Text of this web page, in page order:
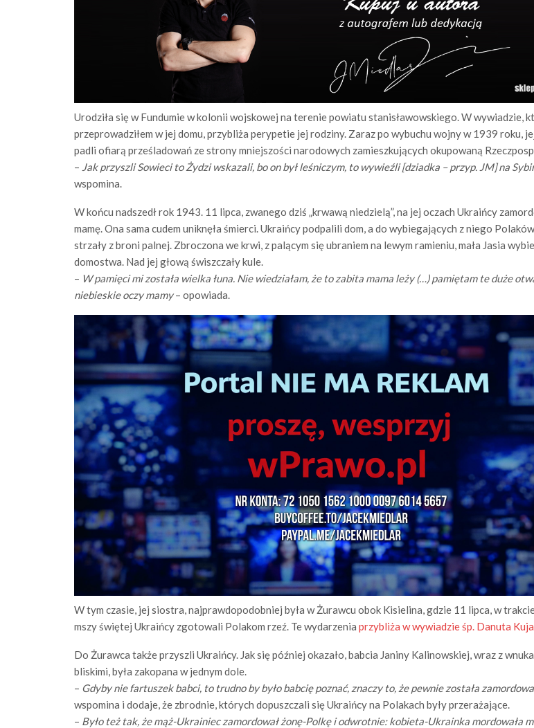
Urodziła się w Fundumie w kolonii wojskowej na terenie powiatu stanisławowskiego. W wywiadzie,
przeprowadziłem w jej domu, przybliża perypetie jej rodziny. Zaraz po wybuchu wojny w 1939 roku,
padli ofiarą prześladowań ze strony mniejszości narodowych zamieszkujących okupowaną
– Jak przyszli Sowieci to Żydzi wskazali, bo on był leśniczym, to wywieźli [dziadka – przyp. JM] na
wspomina.
W końcu nadszedł rok 1943. 11 lipca, zwanego dziś „krwawą niedzielą”, na jej oczach Ukraińcy
mamę. Ona sama cudem uniknęła śmierci. Ukraińcy podpalili dom, a do wybiegających z niego
strzały z broni palnej. Zbroczona we krwi, z palącym się ubraniem na lewym ramieniu, mała Jasia
domostwa. Nad jej głową świszczały kule.
– W pamięci mi została wielka łuna. Nie wiedziałam, że to zabita mama leży (…) pamiętam te duże
niebieskie oczy mamy– opowiada.
W tym czasie, jej siostra, najprawdopodobniej była w Żurawcu obok Kisielina, gdzie 11 lipca, w
mszy świętej Ukraińcy zgotowali Polakom rzeź. Te wydarzenia przybliża w wywiadzie śp. Danuta
Do Żurawca także przyszli Ukraińcy. Jak się później okazało, babcia Janiny Kalinowskiej, wraz z
bliskimi, była zakopana w jednym dole.
– Gdyby nie fartuszek babci, to trudno by było babcię poznać, znaczy to, że pewnie została
wspomina i dodaje, że zbrodnie, których dopuszczali się Ukraińcy na Polakach były przerażające.
– Było też tak, że mąż-Ukrainiec zamordował żonę-Polkę i odwrotnie: kobieta-Ukrainka mordowała